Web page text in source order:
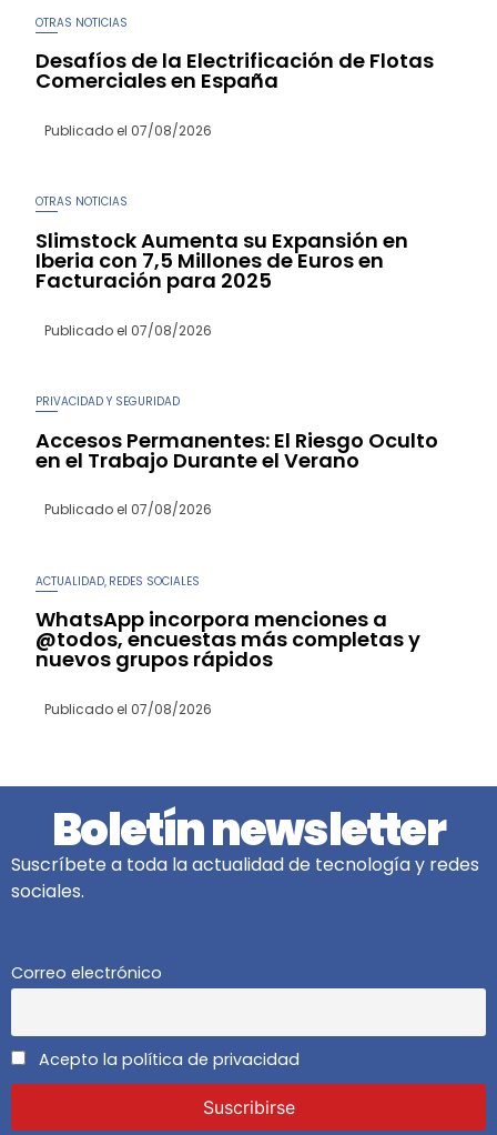
OTRAS NOTICIAS
Desafíos de la Electrificación de Flotas
Comerciales en España
Publicado el 07/08/2026
OTRAS NOTICIAS
Slimstock Aumenta su Expansión en
Iberia con 7,5 Millones de Euros en
Facturación para 2025
Publicado el 07/08/2026
PRIVACIDAD Y SEGURIDAD
Accesos Permanentes: El Riesgo Oculto
en el Trabajo Durante el Verano
Publicado el 07/08/2026
ACTUALIDAD REDES SOCIALES
WhatsApp incorpora menciones a
@todos, encuestas más completas y
nuevos grupos rápidos
Publicado el 07/08/2026
Boletín newsletter
Suscríbete a toda la actualidad de tecnología y redes
sociales.
Correo electrónico
Acepto la política de privacidad